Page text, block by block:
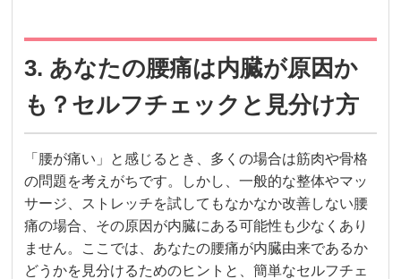
3. あなたの腰痛は内臓が原因か
も？セルフチェックと見分け方
「腰が痛い」と感じるとき、多くの場合は筋肉や骨格
の問題を考えがちです。しかし、一般的な整体やマッ
サージ、ストレッチを試してもなかなか改善しない腰
痛の場合、その原因が内臓にある可能性も少なくあり
ません。ここでは、あなたの腰痛が内臓由来であるか
どうかを見分けるためのヒントと、簡単なセルフチェ